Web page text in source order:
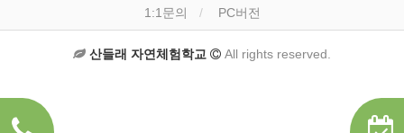
1:1문의 PC버전
산들래 자연체험학교 All rights reserved.